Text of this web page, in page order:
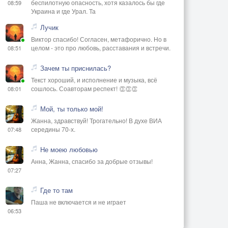
08:59
беспилотную опасность, хотя казалось бы где
Украина и где Урал. Та
08:51
Лучик
Виктор спасибо! Согласен, метафорично. Но в
целом - это про любовь, расставания и встречи.
08:01
Зачем ты приснилась?
Текст хороший, и исполнение и музыка, всё
сошлось. Соавторам респект! 👏👏👏
07:48
Мой, ты только мой!
Жанна, здравствуй! Трогательно! В духе ВИА
середины 70-х.
07:27
Не моею любовью
Анна, Жанна, спасибо за добрые отзывы!
06:53
Где то там
Паша не включается и не играет